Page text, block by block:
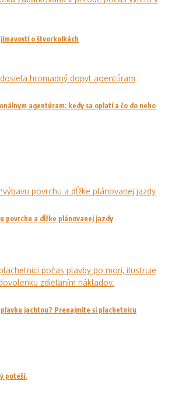
o štvorkolkách
agentúram: kedy sa oplatí a čo do neho
povrchu a dĺžke plánovanej jazdy
jachtou? Prenajmite si plachetnicu
poteší.